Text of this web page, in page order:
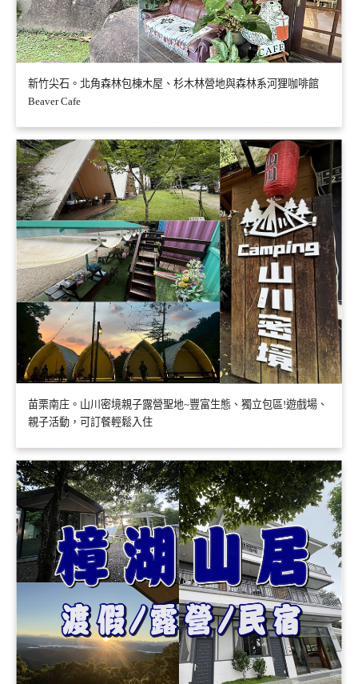
新竹尖石。北角森林包棟木屋、杉木林營地與森林系河狸咖啡館
Beaver Cafe
苗栗南庄。山川密境親子露營聖地~豐富生態、獨立包區!遊戲場、
親子活動，可訂餐輕鬆入住